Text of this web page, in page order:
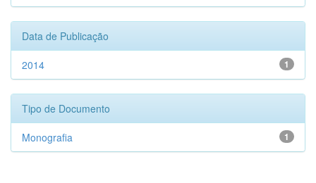
Data de Publicação
1
2014
Tipo de Documento
1
Monografia